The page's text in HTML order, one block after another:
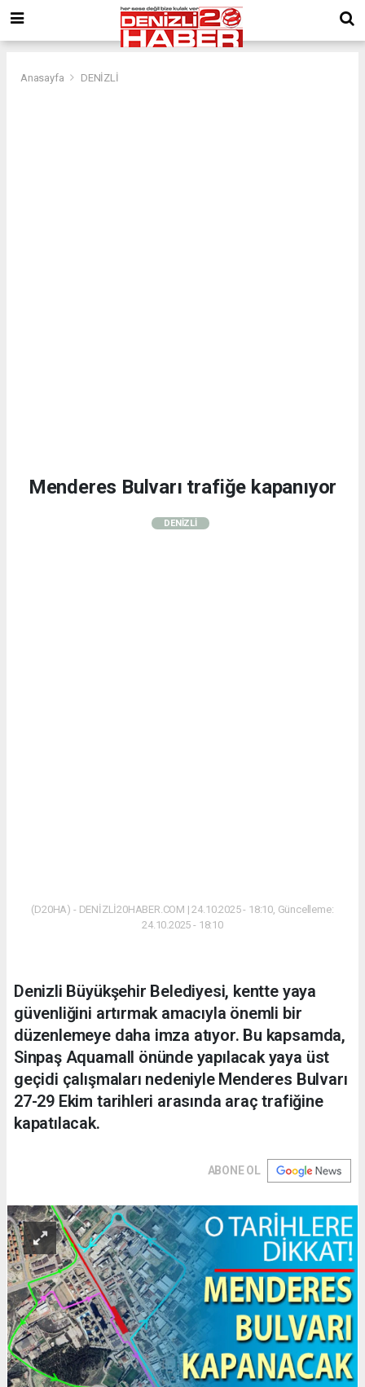
Anasayfa DENİZLİ
Menderes Bulvarı trafiğe kapanıyor
DENİZLİ
(D20HA) - DENİZLİ20HABER.COM | 24.10.2025 - 18:10, Güncelleme:
24.10.2025 - 18:10
Denizli Büyükşehir Belediyesi, kentte yaya
güvenliğini artırmak amacıyla önemli bir
düzenlemeye daha imza atıyor. Bu kapsamda,
Sinpaş Aquamall önünde yapılacak yaya üst
geçidi çalışmaları nedeniyle Menderes Bulvarı
27-29 Ekim tarihleri arasında araç trafiğine
kapatılacak.
ABONE OL